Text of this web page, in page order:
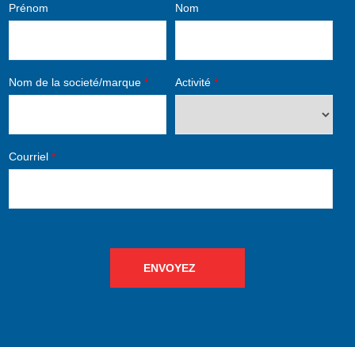
Prénom Nom
Nom de la societé/marque * Activité *
Courriel *
ENVOYEZ